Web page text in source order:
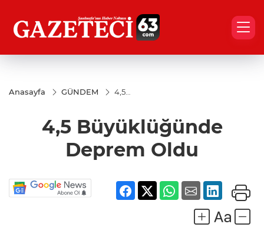
Anasayfa GÜNDEM
4,5
4,5 Büyüklüğünde
Deprem Oldu